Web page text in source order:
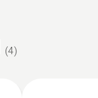
(4)